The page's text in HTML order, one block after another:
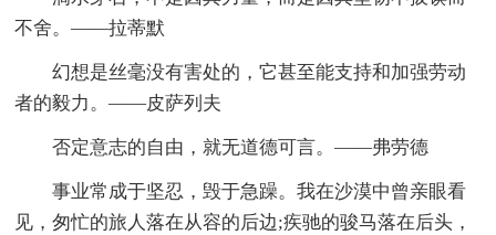
不舍。——拉蒂默
幻想是丝毫没有害处的，它甚至能支持和加强劳动
者的毅力。——皮萨列夫
否定意志的自由，就无道德可言。——弗劳德
事业常成于坚忍，毁于急躁。我在沙漠中曾亲眼看
见，匆忙的旅人落在从容的后边;疾驰的骏马落在后头，